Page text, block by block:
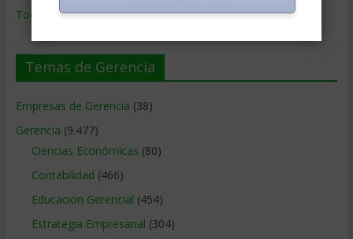
Todos los Temas
Temas de Gerencia
Empresas de Gerencia (38)
Gerencia (9.477)
Ciencias Económicas (80)
Contabilidad (466)
Educacion Gerencial (454)
Estrategia Empresarial (304)